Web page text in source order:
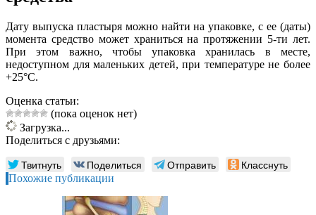
Дату выпуска пластыря можно найти на упаковке, с ее (даты)
момента средство может храниться на протяжении 5-ти лет.
При этом важно, чтобы упаковка хранилась в месте,
недоступном для маленьких детей, при температуре не более
+25°С.
Оценка статьи:
(пока оценок нет)
Загрузка...
Поделиться с друзьями:
Твитнуть Поделиться Отправить Класснуть
Похожие публикации